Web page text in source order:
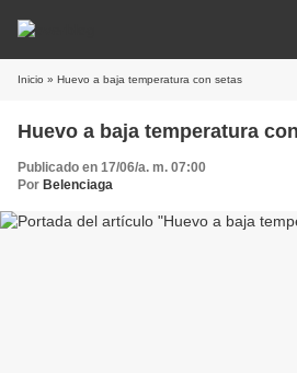
Inicio » Huevo a baja temperatura con setas
Huevo a baja temperatura
Publicado en 17/06/a. m. 07:00
Por Belenciaga